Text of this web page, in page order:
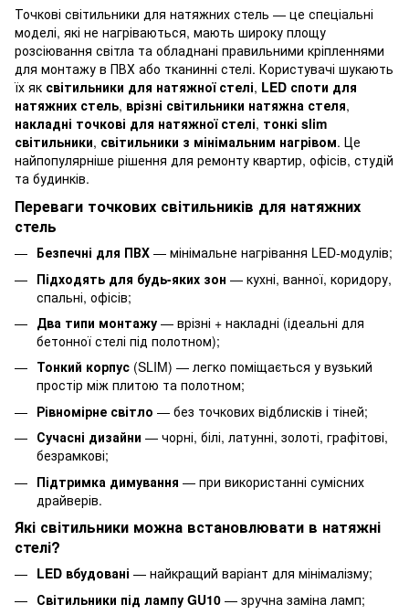
Точкові світильники для натяжних стель — це спеціальні
моделі, які не нагріваються, мають широку площу
розсіювання світла та обладнані правильними кріпленнями
для монтажу в ПВХ або тканинні стелі. Користувачі шукають
їх як світильники для натяжної стелі, LED споти для
натяжних стель, врізні світильники натяжна стеля,
накладні точкові для натяжної стелі, тонкі slim
світильники, світильники з мінімальним нагрівом. Це
найпопулярніше рішення для ремонту квартир, офісів, студій
та будинків.
Переваги точкових світильників для натяжних
стель
Безпечні для ПВХ — мінімальне нагрівання LED-модулів;
Підходять для будь-яких зон — кухні, ванної, коридору,
спальні, офісів;
Два типи монтажу — врізні + накладні (ідеальні для
бетонної стелі під полотном);
Тонкий корпус (SLIM) — легко поміщається у вузький
простір між плитою та полотном;
Рівномірне світло — без точкових відблисків і тіней;
Сучасні дизайни — чорні, білі, латунні, золоті, графітові,
безрамкові;
Підтримка димування — при використанні сумісних
драйверів.
Які світильники можна встановлювати в натяжні
стелі?
LED вбудовані — найкращий варіант для мінімалізму;
Світильники під лампу GU10 — зручна заміна ламп;